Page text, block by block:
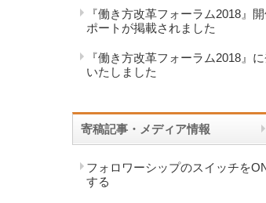
『働き方改革フォーラム2018』
ポートが掲載されました
『働き方改革フォーラム2018』
いたしました
寄稿記事・メディア情報
フォロワーシップのスイッチを
する